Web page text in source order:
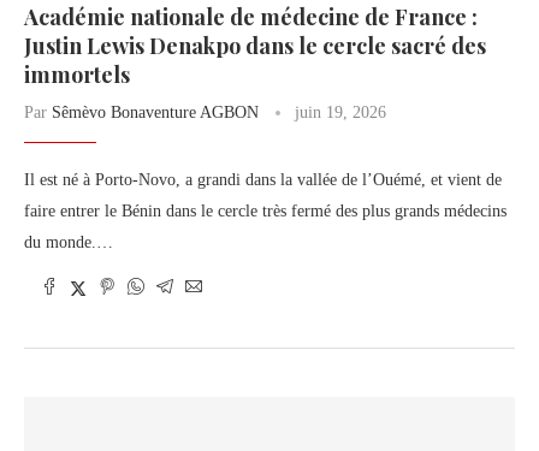
Académie nationale de médecine de France :
Justin Lewis Denakpo dans le cercle sacré des
immortels
Par Sêmèvo Bonaventure AGBON juin 19, 2026
Il est né à Porto-Novo, a grandi dans la vallée de l’Ouémé, et vient de
faire entrer le Bénin dans le cercle très fermé des plus grands médecins
du monde.…